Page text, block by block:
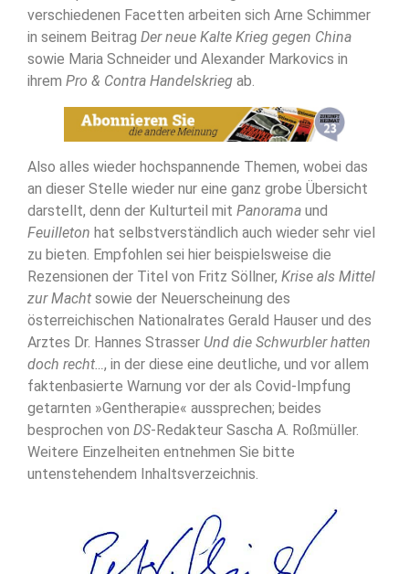
verschiedenen Facetten arbeiten sich Arne Schimmer
in seinem Beitrag Der neue Kalte Krieg gegen China
sowie Maria Schneider und Alexander Markovics in
ihrem Pro & Contra Handelskrieg ab.
Also alles wieder hochspannende Themen, wobei das
an dieser Stelle wieder nur eine ganz grobe Übersicht
darstellt, denn der Kulturteil mit Panorama und
Feuilleton hat selbstverständlich auch wieder sehr viel
zu bieten. Empfohlen sei hier beispielsweise die
Rezensionen der Titel von Fritz Söllner, Krise als Mittel
zur Macht sowie der Neuerscheinung des
österreichischen Nationalrates Gerald Hauser und des
Arztes Dr. Hannes Strasser Und die Schwurbler hatten
doch recht…, in der diese eine deutliche, und vor allem
faktenbasierte Warnung vor der als Covid-Impfung
getarnten »Gentherapie« aussprechen; beides
besprochen von DS-Redakteur Sascha A. Roßmüller.
Weitere Einzelheiten entnehmen Sie bitte
untenstehendem Inhaltsverzeichnis.